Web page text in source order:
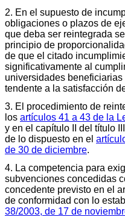
2. En el supuesto de
obligaciones o plazos de
que deba ser reintegrada
principio de
de que el citado
significativamente al
universidades
tendente a la satisfacción
3. El procedimiento de
los artículos 41 a 43 de la
y en el capítulo II del título
de lo dispuesto en el
de 30 de diciembre.
4. La competencia para
subvenciones concedidas
concedente previsto en el
de conformidad con lo
38/2003, de 17 de